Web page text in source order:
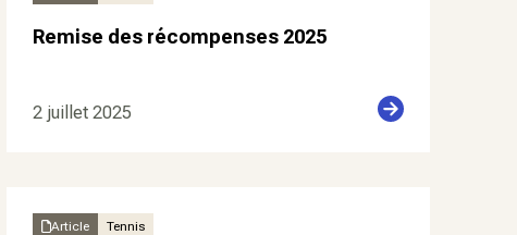
Remise des récompenses 2025
2 juillet 2025
Article Tennis